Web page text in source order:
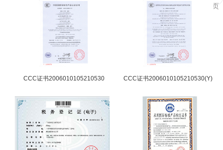
CCC证书2006010105210530 CCC证书2006010105210530(Y)
页